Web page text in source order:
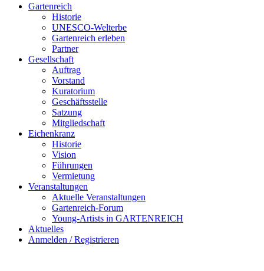
Gartenreich
Historie
UNESCO-Welterbe
Gartenreich erleben
Partner
Gesellschaft
Auftrag
Vorstand
Kuratorium
Geschäftsstelle
Satzung
Mitgliedschaft
Eichenkranz
Historie
Vision
Führungen
Vermietung
Veranstaltungen
Aktuelle Veranstaltungen
Gartenreich-Forum
Young-Artists in GARTENREICH
Aktuelles
Anmelden / Registrieren